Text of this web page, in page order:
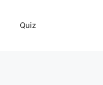
Quiz